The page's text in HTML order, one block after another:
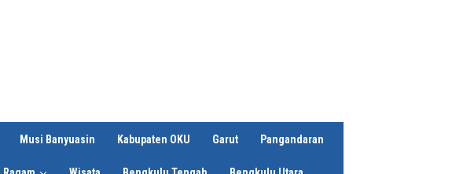
Musi Banyuasin Kabupaten OKU Garut Pangandaran